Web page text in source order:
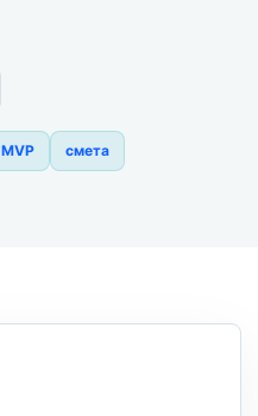
MVP смета